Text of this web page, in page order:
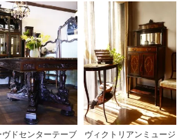
ヴドセンターテーブ
ヴィクトリアンミュージ